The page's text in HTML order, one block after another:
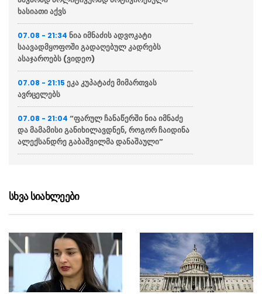
ხასიათი აქვს
07.08 - 21:34 ნია იმნაძის ადვოკატი
საავადმყოფოში გადაღებულ კადრებს
ასაჯაროებს (ვიდეო)
07.08 - 21:15 ეკა კუპატაძე მიმართვას
ავრცელებს
07.08 - 21:04 “ფარულ ჩანაწერში ნია იმნაძე
და მამამისი განიხილავდნენ, როგორ ჩაიდინა
ალექსანდრე გაბაშვილმა დანაშაული”
საკუთარ დემოკრატიულ დებატებში”
07.08 - 20:11რუსთავის ცენტრალური პარკის
პროექტირება იწყება
07.08 - 19:45 POLITICO: საფრანგეთის
სხვა სიახლეები